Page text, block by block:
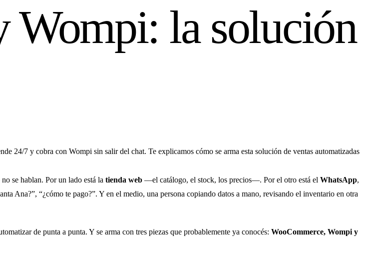
Wompi: la solución
24/7 y cobra con Wompi sin salir del chat. Te explicamos cómo se arma esta solución de ventas automatizadas
se hablan. Por un lado está la tienda web —el catálogo, el stock, los precios—. Por el otro está el WhatsApp,
Ana?”, “¿cómo te pago?”. Y en el medio, una persona copiando datos a mano, revisando el inventario en otra
de punta a punta. Y se arma con tres piezas que probablemente ya conocés: WooCommerce, Wompi y